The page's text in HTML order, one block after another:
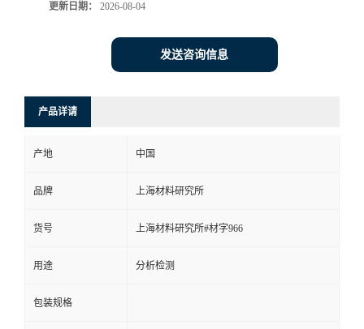
更新日期： 2026-08-04
发送咨询信息
产品详请
产地 中国
品牌 上海材料研究所
货号 上海材料研究所#材字966
用途 分析检测
包装规格